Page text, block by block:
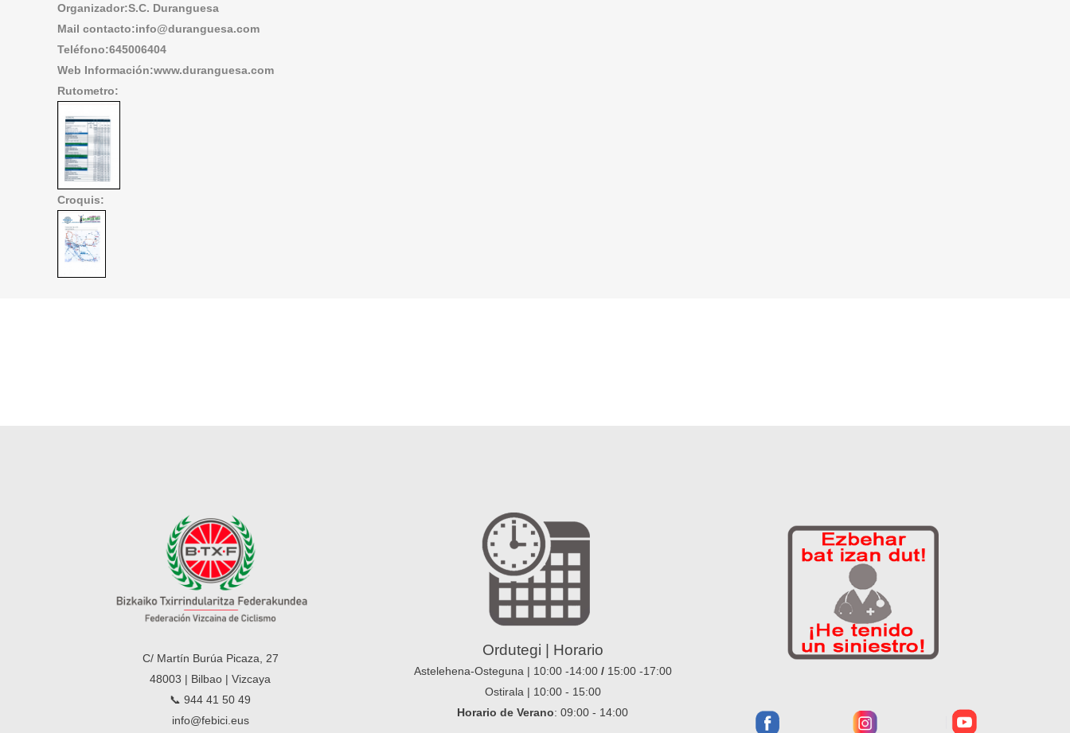
Organizador:S.C. Duranguesa
Mail contacto:info@duranguesa.com
Teléfono:645006404
Web Información:www.duranguesa.com
Rutometro:
Croquis:
C/ Martín Burúa Picaza, 27
48003 | Bilbao | Vizcaya
📞 944 41 50 49
info@febici.eus
Ordutegi | Horario
Astelehena-Osteguna | 10:00 -14:00/ 15:00 -17:00
Ostirala | 10:00 - 15:00
Horario de Verano: 09:00 - 14:00